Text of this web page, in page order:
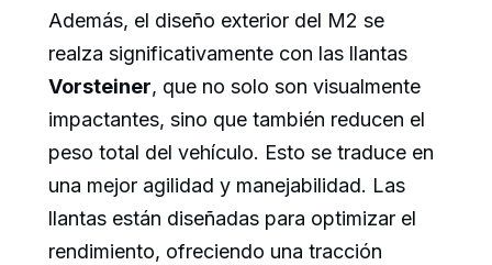
Además, el diseño exterior del M2 se
realza significativamente con las llantas
Vorsteiner, que no solo son visualmente
impactantes, sino que también reducen el
peso total del vehículo. Esto se traduce en
una mejor agilidad y manejabilidad. Las
llantas están diseñadas para optimizar el
rendimiento, ofreciendo una tracción